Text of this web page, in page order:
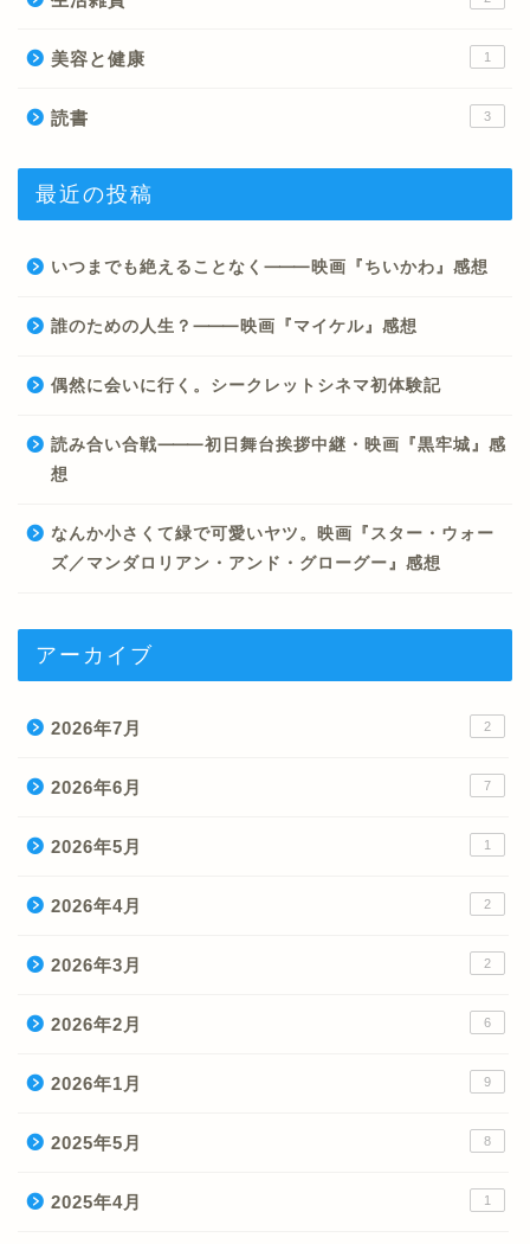
美容と健康 1
読書 3
最近の投稿
いつまでも絶えることなく⸻映画『ちいかわ』感想
誰のための人生？⸻映画『マイケル』感想
偶然に会いに行く。シークレットシネマ初体験記
読み合い合戦⸻初日舞台挨拶中継・映画『黒牢城』感
想
なんか小さくて緑で可愛いヤツ。映画『スター・ウォー
ズ／マンダロリアン・アンド・グローグー』感想
アーカイブ
2026年7月 2
2026年6月 7
2026年5月 1
2026年4月 2
2026年3月 2
2026年2月 6
2026年1月 9
2025年5月 8
2025年4月 1